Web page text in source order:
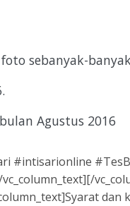
sebanyak-
Agustus 2016
#intisarionline
dan